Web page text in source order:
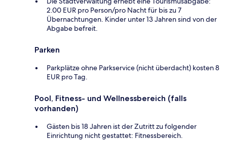
2.00 EUR pro Person/pro Nacht für bis zu 7
Übernachtungen. Kinder unter 13 Jahren sind von der
Abgabe befreit.
Parken
Parkplätze ohne Parkservice (nicht überdacht) kosten 8
EUR pro Tag.
Pool, Fitness- und Wellnessbereich (falls
vorhanden)
Gästen bis 18 Jahren ist der Zutritt zu folgender
Einrichtung nicht gestattet: Fitnessbereich.